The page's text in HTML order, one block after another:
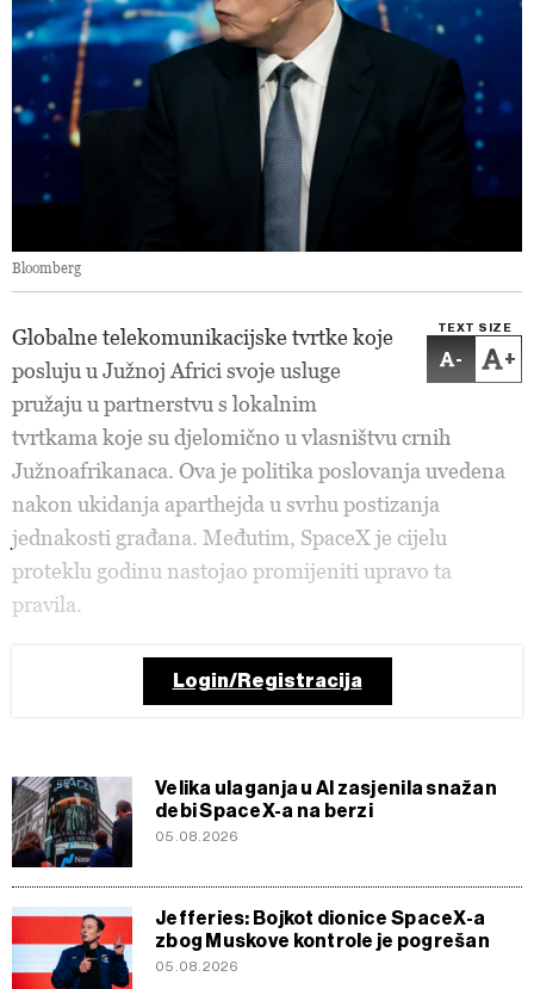
Bloomberg
TEXT SIZE
- +
Globalne telekomunikacijske tvrtke koje
posluju u Južnoj Africi svoje usluge
pružaju u partnerstvu s lokalnim
tvrtkama koje su djelomično u vlasništvu crnih
Južnoafrikanaca. Ova je politika poslovanja uvedena
nakon ukidanja aparthejda u svrhu postizanja
jednakosti građana. Međutim, SpaceX je cijelu
proteklu godinu nastojao promijeniti upravo ta
pravila.
Login/Registracija
Velika ulaganja u AI zasjenila snažan
debi SpaceX-a na berzi
05.08.2026
Jefferies: Bojkot dionice SpaceX-a
zbog Muskove kontrole je pogrešan
05.08.2026